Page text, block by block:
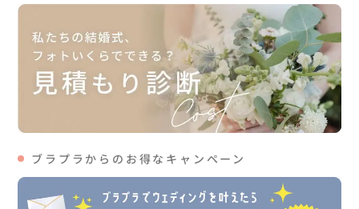
ブラプラからのお得なキャンペーン